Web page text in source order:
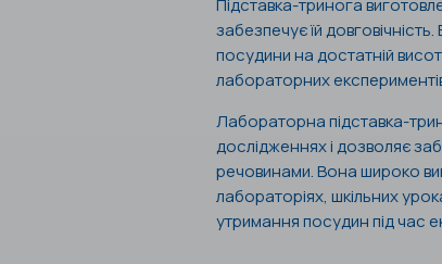
забезпечує їй
посудини на достатній
лабораторних
Лабораторна підставка-
дослідженнях і дозволяє
речовинами. Вона широко
лабораторіях, шкільних
утримання посудин під час